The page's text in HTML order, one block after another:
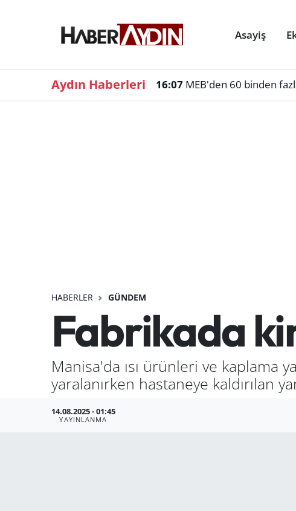
Asayiş
Aydın Haberleri 16:07 MEB'den 60 binden
HABERLER GÜNDEM
Fabrikada
Manisa'da ısı ürünleri ve kaplama
yaralanırken hastaneye kaldırılan
14.08.2025 - 01:45
YAYINLANMA